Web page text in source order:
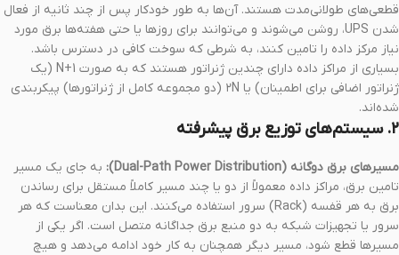
قطعی‌های طولانی‌مدت هستند. آن‌ها به طور خودکار پس از چند ثانیه از فعال
شدن UPS، روشن می‌شوند و می‌توانند برای روزها یا حتی هفته‌ها برق مورد
نیاز مرکز داده را تامین کنند، به شرطی که سوخت کافی در دسترس باشد.
بسیاری از مراکز داده دارای چندین ژنراتور هستند که به صورت N+1 (یک
ژنراتور اضافی برای اطمینان) یا ۲N (دو مجموعه کامل از ژنراتورها) پیکربندی
شده‌اند.
۲. سیستم‌های توزیع برق پیشرفته
مسیرهای برق دوگانه (Dual-Path Power Distribution):
به جای یک مسیر
تامین برق، مراکز داده معمولاً از دو یا چند مسیر کاملاً مستقل برای رساندن
برق به هر قفسه (Rack) سرور استفاده می‌کنند. این بدان معناست که هر
سرور یا تجهیزات شبکه به دو منبع برق جداگانه متصل است. اگر یکی از
مسیرها قطع شود، مسیر دیگر همچنان به کار خود ادامه می‌دهد و هیچ